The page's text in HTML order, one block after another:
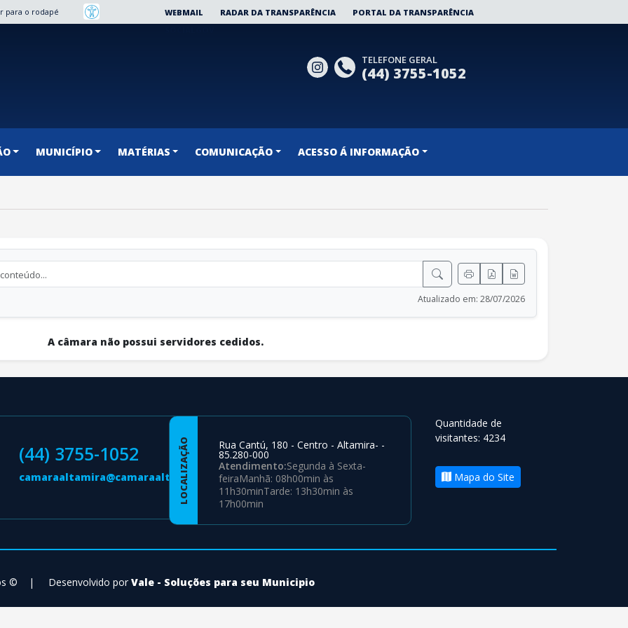
para o rodapé WEBMAIL RADAR DA TRANSPARÊNCIA
PORTAL DA TRANSPARÊNCIA
TELEFONE GERAL
(44) 3755-1052
MUNICÍPIO MATÉRIAS COMUNICAÇÃO ACESSO Á INFORMAÇÃO
Atualizado em: 28/07/2026
A câmara não possui servidores cedidos.
(44) 3755-1052
camaraaltamira@camaraaltamira.pr.gov.br
LOCALIZAÇÃO Rua Cantú, 180 - Centro - Altamira- -
85.280-000
Atendimento:Segunda à Sexta-
feiraManhã: 08h00min às
11h30minTarde: 13h30min às
17h00min
Quantidade de
visitantes: 4234
Mapa do Site
© | Desenvolvido por Vale - Soluções para seu Municipio